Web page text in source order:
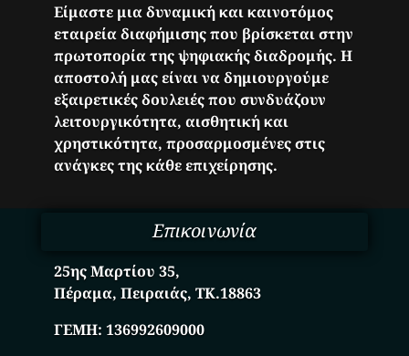
Είμαστε μια δυναμική και καινοτόμος
εταιρεία διαφήμισης που βρίσκεται στην
πρωτοπορία της ψηφιακής διαδρομής. Η
αποστολή μας είναι να δημιουργούμε
εξαιρετικές δουλειές που συνδυάζουν
λειτουργικότητα, αισθητική και
χρηστικότητα, προσαρμοσμένες στις
ανάγκες της κάθε επιχείρησης.
Επικοινωνία
25ης Μαρτίου 35,
Πέραμα, Πειραιάς, ΤΚ.18863
ΓΕΜΗ:136992609000